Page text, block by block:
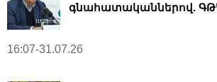
գնահատականներով.
16:07-31.07.26